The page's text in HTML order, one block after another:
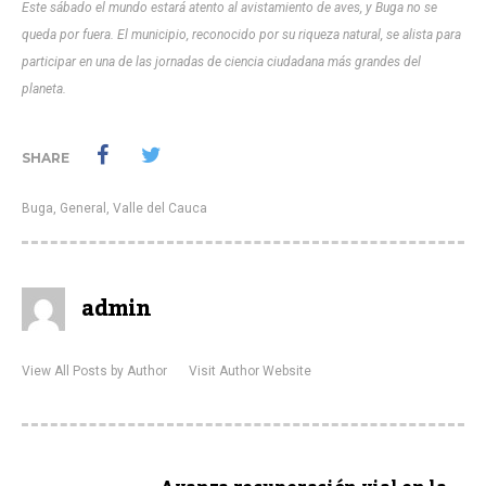
Este sábado el mundo estará atento al avistamiento de aves, y Buga no se
queda por fuera. El municipio, reconocido por su riqueza natural, se alista para
participar en una de las jornadas de ciencia ciudadana más grandes del
planeta.
SHARE
Buga, General , Valle del Cauca
admin
View All Posts by Author Visit Author Website